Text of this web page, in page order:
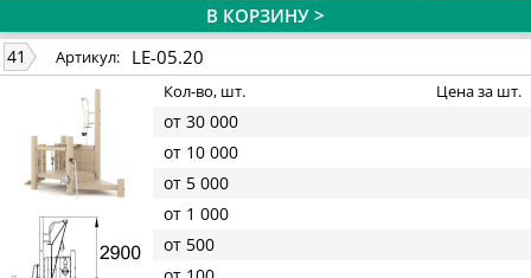
В КОРЗИНУ >
41 Артикул: LE-05.20
Кол-во, шт. Цена за шт.
от 30 000
от 10 000
от 5 000
от 1 000
от 500